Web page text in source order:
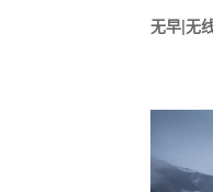
无早|无